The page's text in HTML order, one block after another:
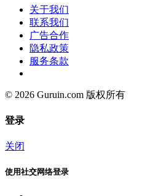
关于我们
联系我们
广告合作
隐私政策
服务条款
© 2026 Guruin.com 版权所有
登录
关闭
使用社交网络登录